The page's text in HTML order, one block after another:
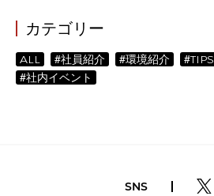
カテゴリー
ALL #社員紹介 #環境紹介 #TIPS
#社内イベント
SNS